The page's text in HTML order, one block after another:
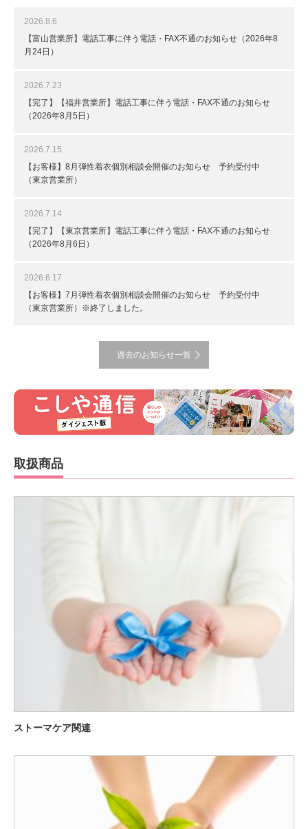
2026.8.6
【富山営業所】電話工事に伴う電話・FAX不通のお知らせ（2026年8
月24日）
2026.7.23
【完了】【福井営業所】電話工事に伴う電話・FAX不通のお知らせ
（2026年8月5日）
2026.7.15
【お客様】8月弾性着衣個別相談会開催のお知らせ 予約受付中
（東京営業所）
2026.7.14
【完了】【東京営業所】電話工事に伴う電話・FAX不通のお知らせ
（2026年8月6日）
2026.6.17
【お客様】7月弾性着衣個別相談会開催のお知らせ 予約受付中
（東京営業所）※終了しました。
過去のお知らせ一覧
取扱商品
ストーマケア関連